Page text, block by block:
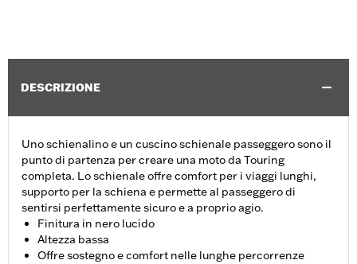
DESCRIZIONE
Uno schienalino e un cuscino schienale passeggero sono il
punto di partenza per creare una moto da Touring
completa. Lo schienale offre comfort per i viaggi lunghi,
supporto per la schiena e permette al passeggero di
sentirsi perfettamente sicuro e a proprio agio.
Finitura in nero lucido
Altezza bassa
Offre sostegno e comfort nelle lunghe percorrenze